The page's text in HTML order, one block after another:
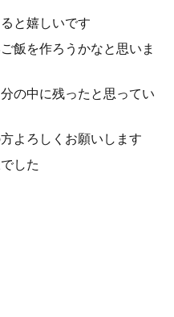
と嬉しいです
飯を作ろうかなと思いま
の中に残ったと思ってい
よろしくお願いします
した